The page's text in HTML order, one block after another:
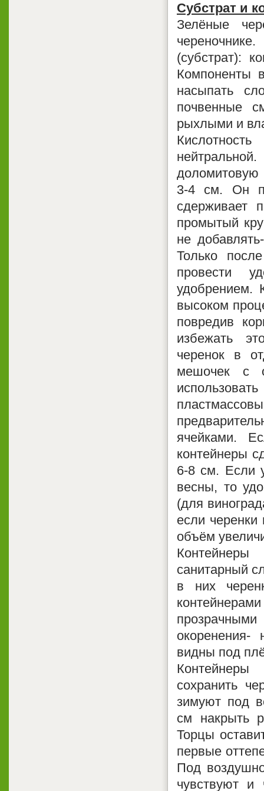
Субстрат и
Зелёные
(субстрат):
Компоненты
насыпать
почвенные
рыхлыми и
доломитовую
3-4 см. Он
сдерживает
промытый
не
Только
провести
удобрением.
высоком
повредив
избежать
черенок в
мешочек с
ячейками.
контейнеры
6-8 см. Если
весны, то
(для
если
объём
Контейнеры
санитарный
в них
видны под
сохранить
зимуют под
см накрыть
Торцы
первые
Под
чувствуют и